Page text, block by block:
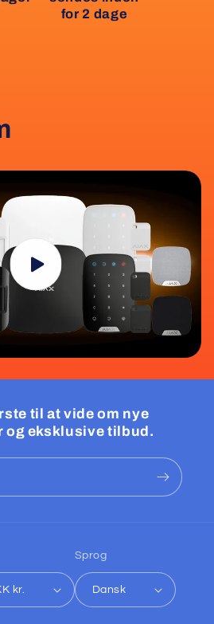
for 2 dage
til at vide om nye
og eksklusive tilbud.
Danmark | DKK kr.
Sprog
Dansk